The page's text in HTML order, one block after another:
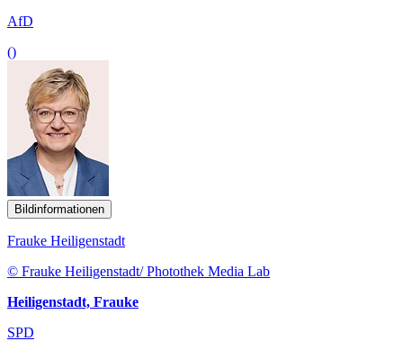
AfD
()
Bildinformationen
Frauke Heiligenstadt
© Frauke Heiligenstadt/ Photothek Media Lab
Heiligenstadt, Frauke
SPD